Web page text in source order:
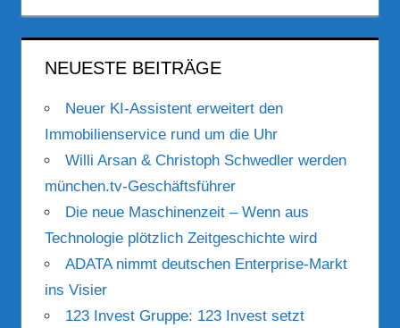
NEUESTE BEITRÄGE
Neuer KI-Assistent erweitert den
Immobilienservice rund um die Uhr
Willi Arsan & Christoph Schwedler werden
münchen.tv-Geschäftsführer
Die neue Maschinenzeit – Wenn aus
Technologie plötzlich Zeitgeschichte wird
ADATA nimmt deutschen Enterprise-Markt
ins Visier
123 Invest Gruppe: 123 Invest setzt